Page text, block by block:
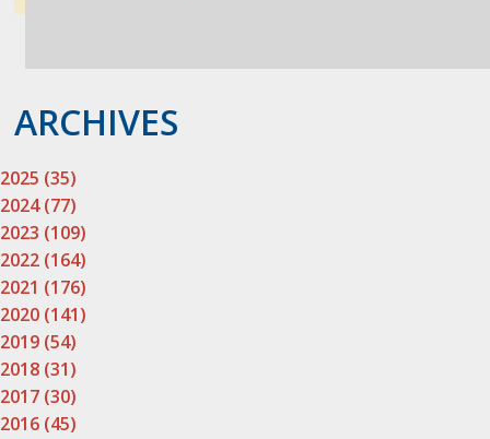
ARCHIVES
2025 (35)
2024 (77)
2023 (109)
2022 (164)
2021 (176)
2020 (141)
2019 (54)
2018 (31)
2017 (30)
2016 (45)